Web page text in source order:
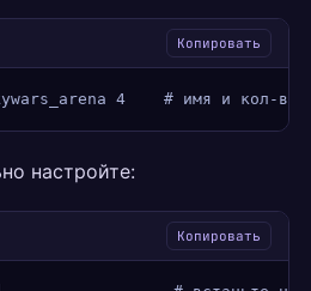
Копировать
4    # имя и кол-
настройте:
Копировать